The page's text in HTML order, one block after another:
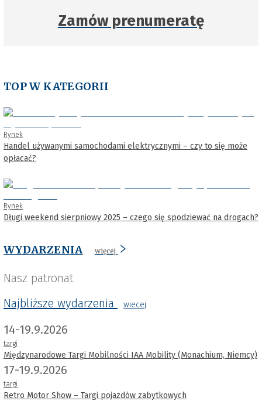
Zamów prenumeratę
TOP W KATEGORII
Rynek
Handel używanymi samochodami elektrycznymi – czy to się może
opłacać?
Rynek
Długi weekend sierpniowy 2025 – czego się spodziewać na drogach?
WYDARZENIA więcej
Nasz patronat
Najbliższe wydarzenia
wiecej
14-19.9.2026
targi
Międzynarodowe Targi Mobilności IAA Mobility (Monachium, Niemcy)
17-19.9.2026
targi
Retro Motor Show – Targi pojazdów zabytkowych